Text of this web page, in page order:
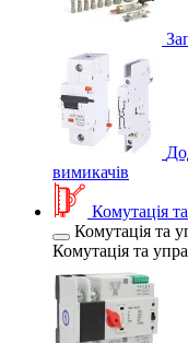
вимикачів
Комутація
Комутація та
Комутація та